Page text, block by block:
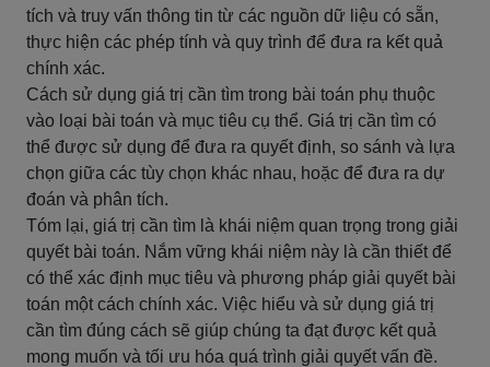
tích và truy vấn thông tin từ các nguồn dữ liệu có sẵn,
thực hiện các phép tính và quy trình để đưa ra kết quả
chính xác.
Cách sử dụng giá trị cần tìm trong bài toán phụ thuộc
vào loại bài toán và mục tiêu cụ thể. Giá trị cần tìm có
thể được sử dụng để đưa ra quyết định, so sánh và lựa
chọn giữa các tùy chọn khác nhau, hoặc để đưa ra dự
đoán và phân tích.
Tóm lại, giá trị cần tìm là khái niệm quan trọng trong giải
quyết bài toán. Nắm vững khái niệm này là cần thiết để
có thể xác định mục tiêu và phương pháp giải quyết bài
toán một cách chính xác. Việc hiểu và sử dụng giá trị
cần tìm đúng cách sẽ giúp chúng ta đạt được kết quả
mong muốn và tối ưu hóa quá trình giải quyết vấn đề.